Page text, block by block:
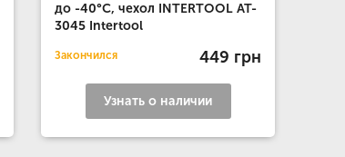
до -40°C, чехол INTERTOOL AT-
3045 Intertool
Закончился 449 грн
Узнать о наличии